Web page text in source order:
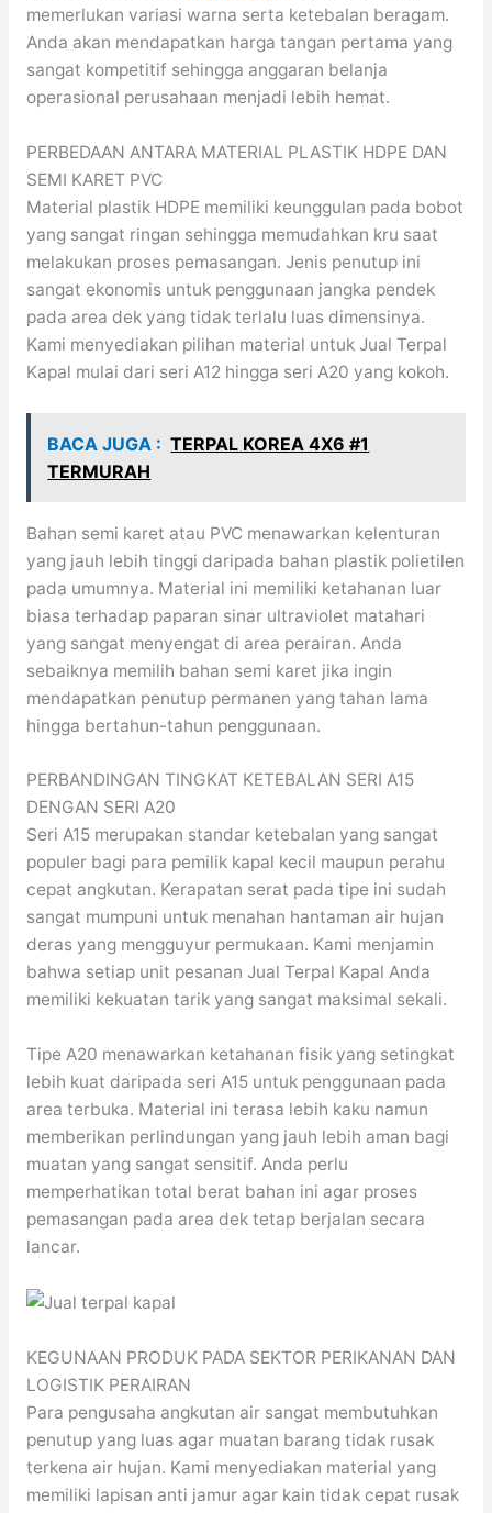
memerlukan variasi warna serta ketebalan beragam.
Anda akan mendapatkan harga tangan pertama yang
sangat kompetitif sehingga anggaran belanja
operasional perusahaan menjadi lebih hemat.
PERBEDAAN ANTARA MATERIAL PLASTIK HDPE DAN
SEMI KARET PVC
Material plastik HDPE memiliki keunggulan pada bobot
yang sangat ringan sehingga memudahkan kru saat
melakukan proses pemasangan. Jenis penutup ini
sangat ekonomis untuk penggunaan jangka pendek
pada area dek yang tidak terlalu luas dimensinya.
Kami menyediakan pilihan material untuk Jual Terpal
Kapal mulai dari seri A12 hingga seri A20 yang kokoh.
BACA JUGA : TERPAL KOREA 4X6 #1
TERMURAH
Bahan semi karet atau PVC menawarkan kelenturan
yang jauh lebih tinggi daripada bahan plastik polietilen
pada umumnya. Material ini memiliki ketahanan luar
biasa terhadap paparan sinar ultraviolet matahari
yang sangat menyengat di area perairan. Anda
sebaiknya memilih bahan semi karet jika ingin
mendapatkan penutup permanen yang tahan lama
hingga bertahun-tahun penggunaan.
PERBANDINGAN TINGKAT KETEBALAN SERI A15
DENGAN SERI A20
Seri A15 merupakan standar ketebalan yang sangat
populer bagi para pemilik kapal kecil maupun perahu
cepat angkutan. Kerapatan serat pada tipe ini sudah
sangat mumpuni untuk menahan hantaman air hujan
deras yang mengguyur permukaan. Kami menjamin
bahwa setiap unit pesanan Jual Terpal Kapal Anda
memiliki kekuatan tarik yang sangat maksimal sekali.
Tipe A20 menawarkan ketahanan fisik yang setingkat
lebih kuat daripada seri A15 untuk penggunaan pada
area terbuka. Material ini terasa lebih kaku namun
memberikan perlindungan yang jauh lebih aman bagi
muatan yang sangat sensitif. Anda perlu
memperhatikan total berat bahan ini agar proses
pemasangan pada area dek tetap berjalan secara
lancar.
KEGUNAAN PRODUK PADA SEKTOR PERIKANAN DAN
LOGISTIK PERAIRAN
Para pengusaha angkutan air sangat membutuhkan
penutup yang luas agar muatan barang tidak rusak
terkena air hujan. Kami menyediakan material yang
memiliki lapisan anti jamur agar kain tidak cepat rusak